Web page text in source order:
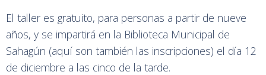
El taller es gratuito, para personas a partir de nueve
años, y se impartirá en la Biblioteca Municipal de
Sahagún (aquí son también las inscripciones) el día 12
de diciembre a las cinco de la tarde.